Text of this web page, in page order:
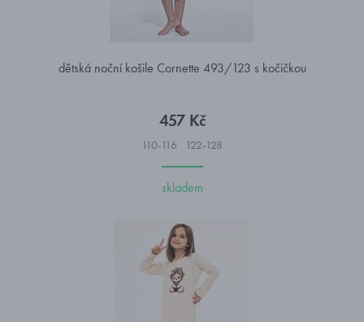
dětská noční košile Cornette 493/123 s kočičkou
457 Kč
110-116 122-128
skladem